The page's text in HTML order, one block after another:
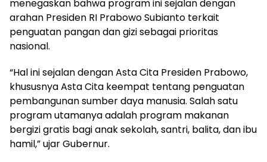
menegaskan bahwa program ini sejalan dengan
arahan Presiden RI Prabowo Subianto terkait
penguatan pangan dan gizi sebagai prioritas
nasional.
“Hal ini sejalan dengan Asta Cita Presiden Prabowo,
khususnya Asta Cita keempat tentang penguatan
pembangunan sumber daya manusia. Salah satu
program utamanya adalah program makanan
bergizi gratis bagi anak sekolah, santri, balita, dan ibu
hamil,” ujar Gubernur.